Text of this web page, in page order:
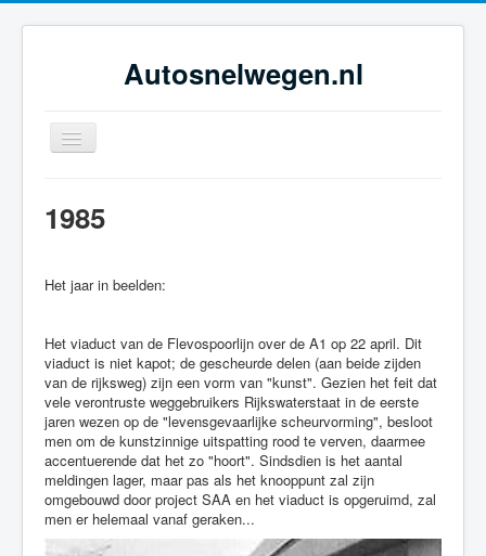
Autosnelwegen.nl
Toggle
Navigation
Geschiedenis
Tijdsbeelden
Foto-galerie
1985
Het jaar in beelden:
Het viaduct van de Flevospoorlijn over de A1 op 22 april. Dit
viaduct is niet kapot; de gescheurde delen (aan beide zijden
van de rijksweg) zijn een vorm van "kunst". Gezien het feit dat
vele verontruste weggebruikers Rijkswaterstaat in de eerste
jaren wezen op de "levensgevaarlijke scheurvorming", besloot
men om de kunstzinnige uitspatting rood te verven, daarmee
accentuerende dat het zo "hoort". Sindsdien is het aantal
meldingen lager, maar pas als het knooppunt zal zijn
omgebouwd door project SAA en het viaduct is opgeruimd, zal
men er helemaal vanaf geraken...